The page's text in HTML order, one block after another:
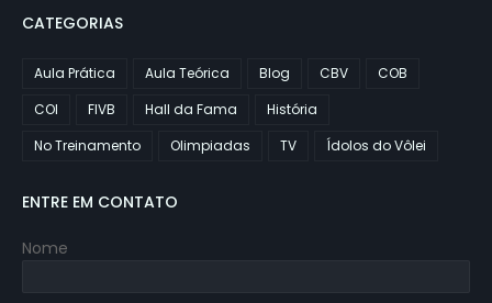
CATEGORIAS
Aula Prática Aula Teórica Blog CBV
COB
COI
FIVB Hall da Fama
História
No Treinamento
Olimpiadas TV Ídolos do Vôlei
ENTRE EM CONTATO
Nome